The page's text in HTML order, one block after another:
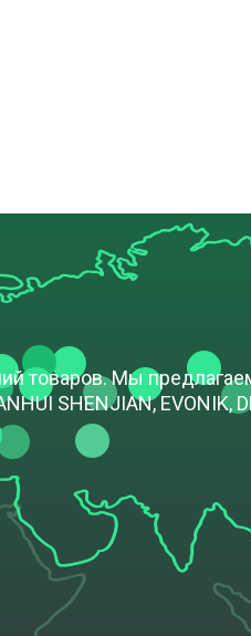
товаров. Мы
SHENJIAN, EVONIK,